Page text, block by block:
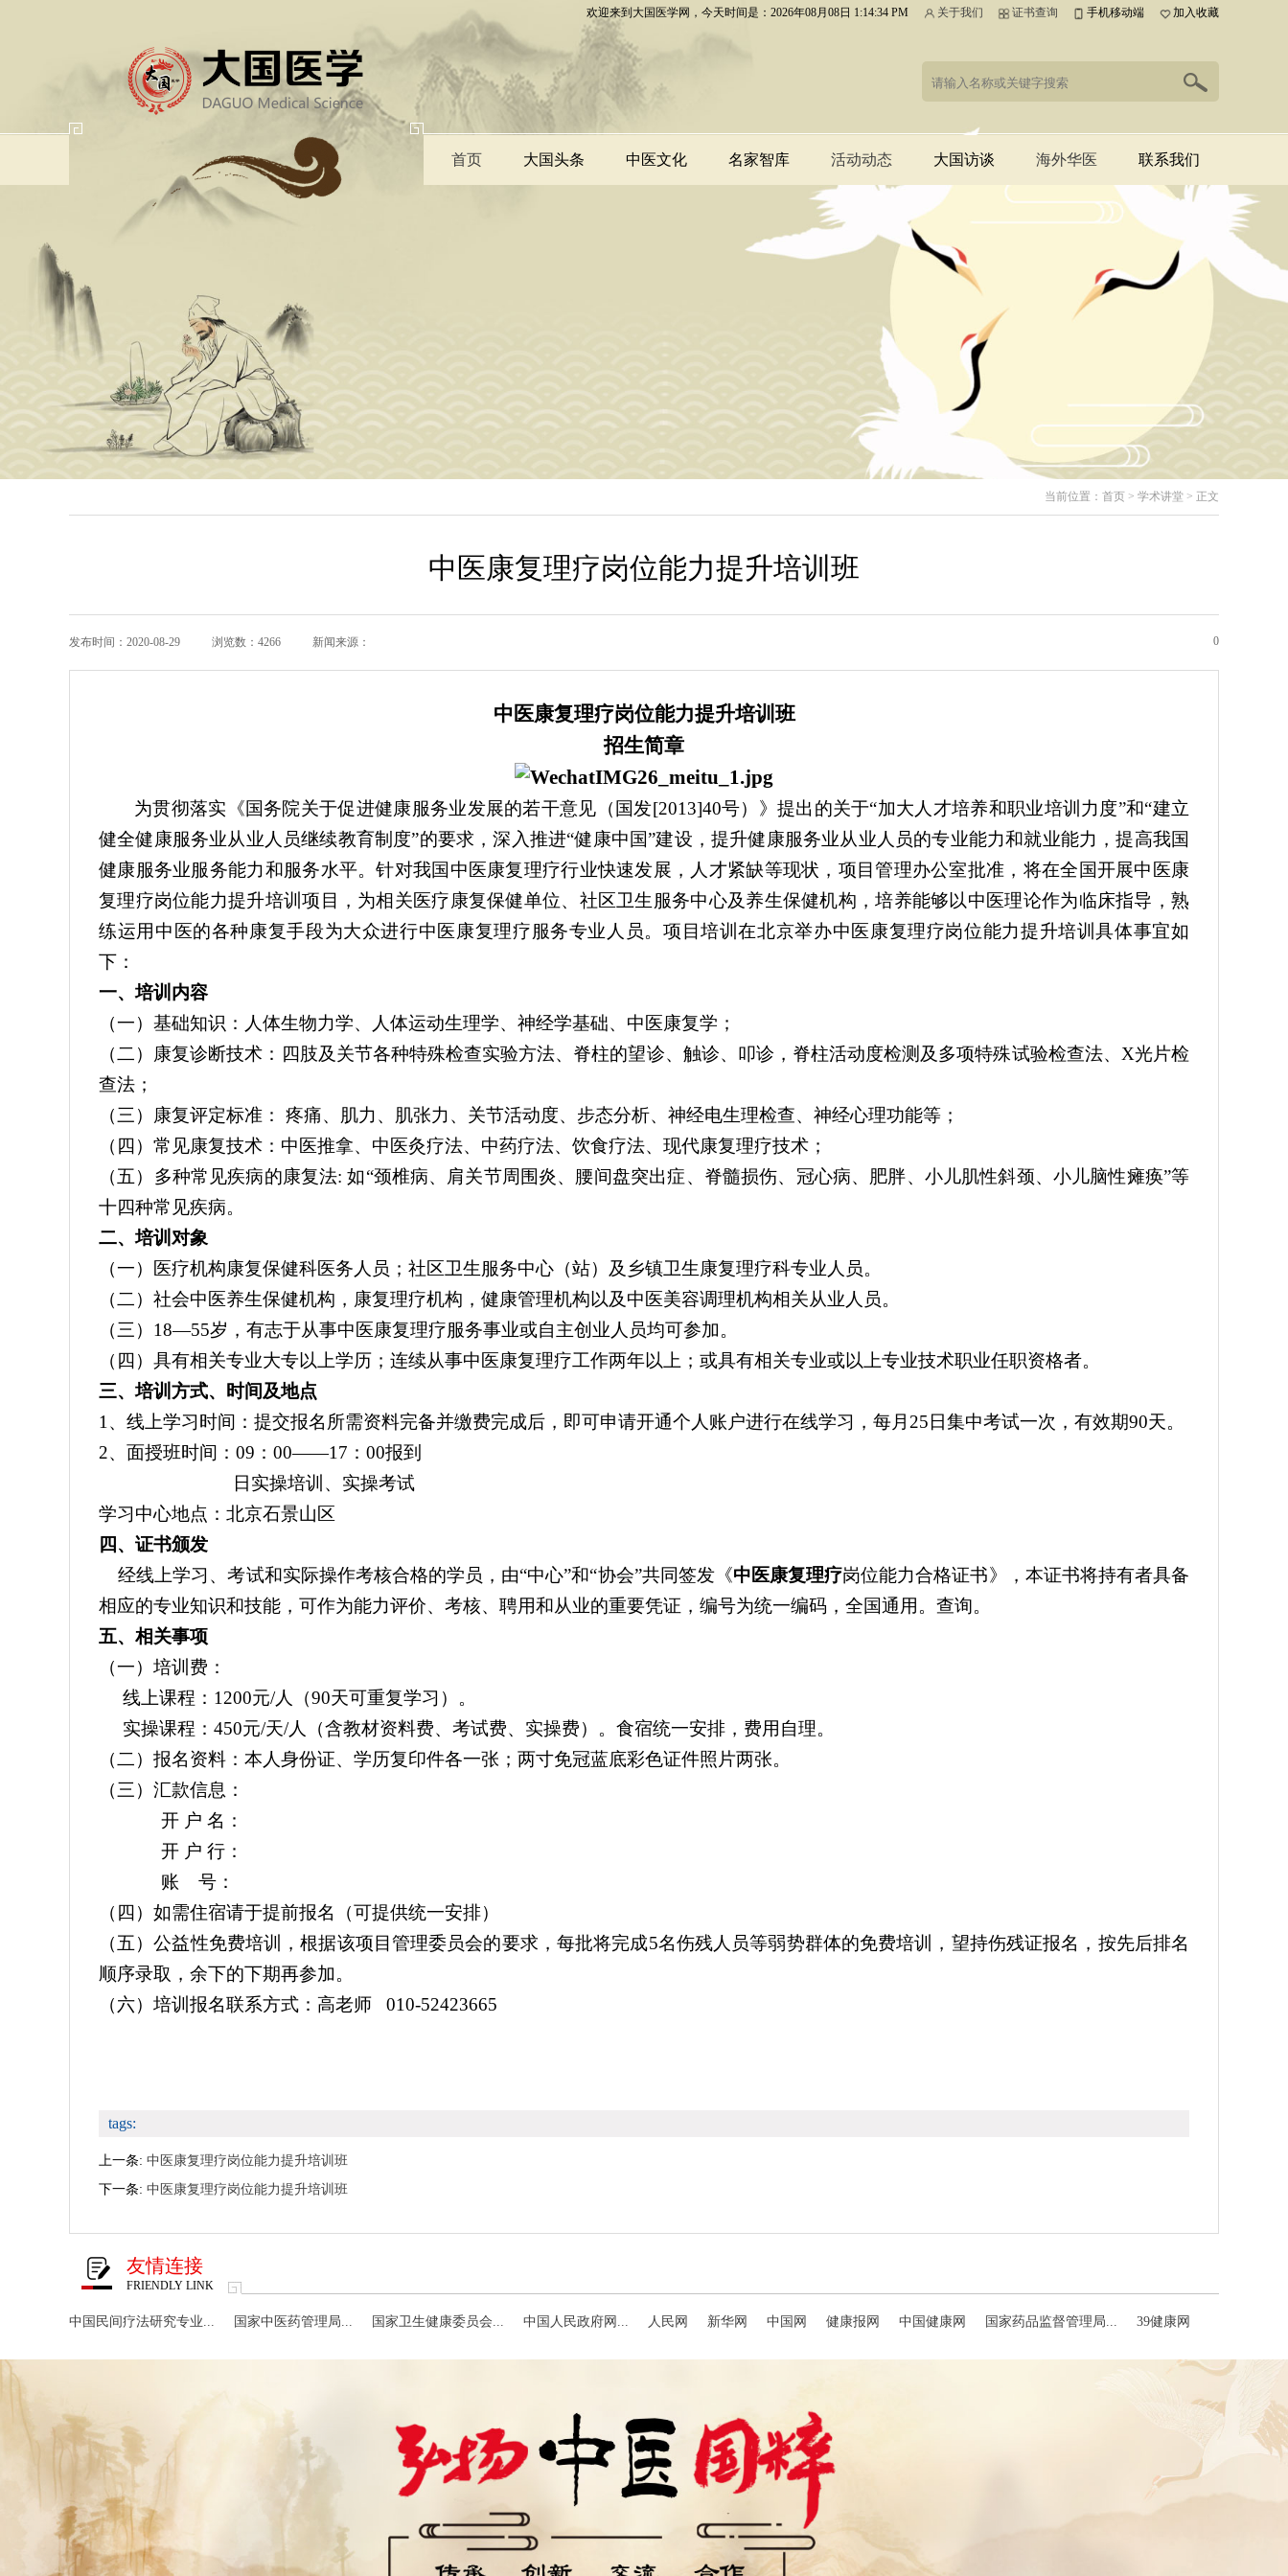
欢迎来到大国医学网，今天时间是：2026年08月08日 1:14:35 PM 关于我们 证书查询 手机移动端 加入收藏
首页
大国头条
大国头条 业界资讯
中医文化
特色疗法 中医养生 中医方剂 民族医药
名家智库
大国医家 各地专家 海外华医
活动动态
大国访谈
人物访谈
海外华医
联系我们
联系我们
峰会申办 工作编
当前位置： 首页 > 学术讲堂 > 正文
中医康复理疗岗位能力提升培训班
0
发布时间：2020-08-29 浏览数：4266 新闻来源：
中医康复理疗岗位能力提升培训班
招生简章
为贯彻落实《国务院关于促进健康服务业发展的若干意见（国发[2013]40号）》提出的关于“加大人才培养和职业培训力度”和“建立
健全健康服务业从业人员继续教育制度”的要求，深入推进“健康中国”建设，提升健康服务业从业人员的专业能力和就业能力，提高我国
健康服务业服务能力和服务水平。针对我国中医康复理疗行业快速发展，人才紧缺等现状，项目管理办公室批准，将在全国开展中医康
复理疗岗位能力提升培训项目，为相关医疗康复保健单位、社区卫生服务中心及养生保健机构，培养能够以中医理论作为临床指导，熟
练运用中医的各种康复手段为大众进行中医康复理疗服务专业人员。项目培训在北京举办中医康复理疗岗位能力提升培训具体事宜如
下：
一、培训内容
（一）基础知识：人体生物力学、人体运动生理学、神经学基础、中医康复学；
（二）康复诊断技术：四肢及关节各种特殊检查实验方法、脊柱的望诊、触诊、叩诊，脊柱活动度检测及多项特殊试验检查法、X光片检
查法；
（三）康复评定标准： 疼痛、肌力、肌张力、关节活动度、步态分析、神经电生理检查、神经心理功能等；
（四）常见康复技术：中医推拿、中医灸疗法、中药疗法、饮食疗法、现代康复理疗技术；
（五）多种常见疾病的康复法: 如“颈椎病、肩关节周围炎、腰间盘突出症、脊髓损伤、冠心病、肥胖、小儿肌性斜颈、小儿脑性瘫痪”等
十四种常见疾病。
二、培训对象
（一）医疗机构康复保健科医务人员；社区卫生服务中心（站）及乡镇卫生康复理疗科专业人员。
（二）社会中医养生保健机构，康复理疗机构，健康管理机构以及中医美容调理机构相关从业人员。
（三）18—55岁，有志于从事中医康复理疗服务事业或自主创业人员均可参加。
（四）具有相关专业大专以上学历；连续从事中医康复理疗工作两年以上；或具有相关专业或以上专业技术职业任职资格者。
三、培训方式、时间及地点
1 、线上学习时间：提交报名所需资料完备并缴费完成后，即可申请开通个人账户进行在线学习，每月25日集中考试一次，有效期90天。
2、面授班时间：09：00——17：00报到
日实操培训、实操考试
学习中心地点：北京石景山区
四、证书颁发
经线上学习、考试和实际操作考核合格的学员，由“中心”和“协会”共同签发《中医康复理疗岗位能力合格证书》，本证书将持有者具备
相应的专业知识和技能，可作为能力评价、考核、聘用和从业的重要凭证，编号为统一编码，全国通用。查询。
五、相关事项
（一）培训费：
线上课程：1200元/人（90天可重复学习）。
实操课程：450元/天/人（含教材资料费、考试费、实操费）。食宿统一安排，费用自理。
（二）报名资料：本人身份证、学历复印件各一张；两寸免冠蓝底彩色证件照片两张。
（三）汇款信息：
开 户 名：
开 户 行：
账 号：
（四）如需住宿请于提前报名（可提供统一安排）
（五）公益性免费培训，根据该项目管理委员会的要求，每批将完成5名伤残人员等弱势群体的免费培训，望持伤残证报名，按先后排名
顺序录取，余下的下期再参加。
（六）培训报名联系方式：高老师 010-52423665
tags:
上一条: 中医康复理疗岗位能力提升培训班
下一条: 中医康复理疗岗位能力提升培训班
友情连接
FRIENDLY LINK
中国民间疗法研究专业... 国家中医药管理局... 国家卫生健康委员会... 中国人民政府网... 人民网 新华网 中国网 健康报网 中国健康网 国家药品监督管理局... 39健康网